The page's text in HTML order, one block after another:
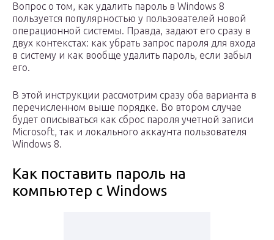
Вопрос о том, как удалить пароль в Windows 8
пользуется популярностью у пользователей новой
операционной системы. Правда, задают его сразу в
двух контекстах: как убрать запрос пароля для входа
в систему и как вообще удалить пароль, если забыл
его.
В этой инструкции рассмотрим сразу оба варианта в
перечисленном выше порядке. Во втором случае
будет описываться как сброс пароля учетной записи
Microsoft, так и локального аккаунта пользователя
Windows 8.
Как поставить пароль на
компьютер с Windows